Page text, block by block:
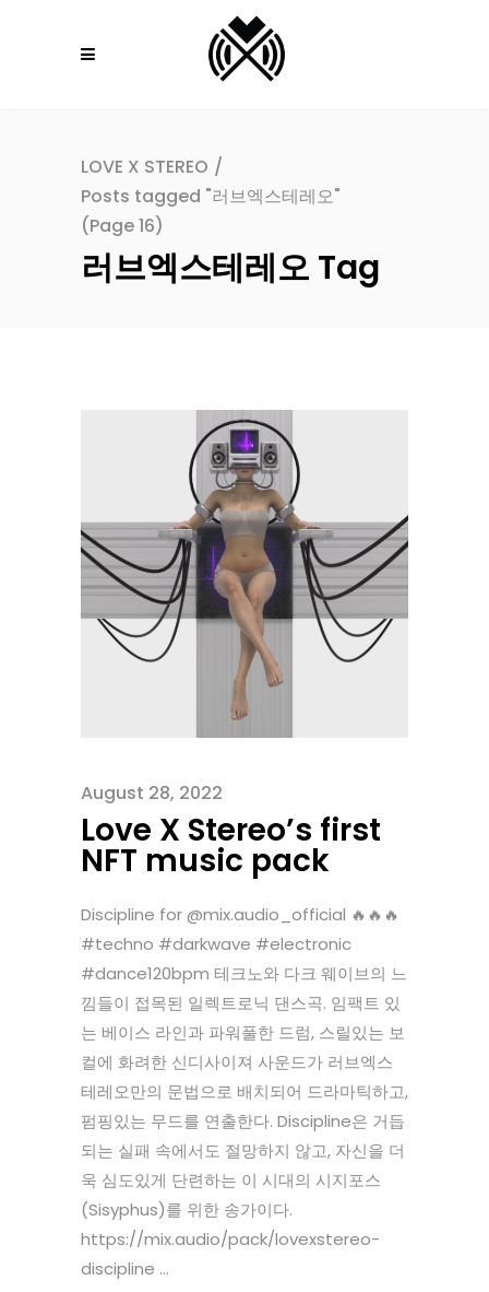
LOVE X STEREO /
Posts tagged "러브엑스테레오"
(Page 16)
러브엑스테레오 Tag
August 28, 2022
Love X Stereo’s first
NFT music pack
Discipline for @mix.audio_official 🔥🔥🔥
#techno #darkwave #electronic
#dance120bpm 테크노와 다크 웨이브의 느
낌들이 접목된 일렉트로닉 댄스곡. 임팩트 있
는 베이스 라인과 파워풀한 드럼, 스릴있는 보
컬에 화려한 신디사이져 사운드가 러브엑스
테레오만의 문법으로 배치되어 드라마틱하고,
펌핑있는 무드를 연출한다. Discipline은 거듭
되는 실패 속에서도 절망하지 않고, 자신을 더
욱 심도있게 단련하는 이 시대의 시지포스
(Sisyphus)를 위한 송가이다.
https://mix.audio/pack/lovexstereo-
discipline ...